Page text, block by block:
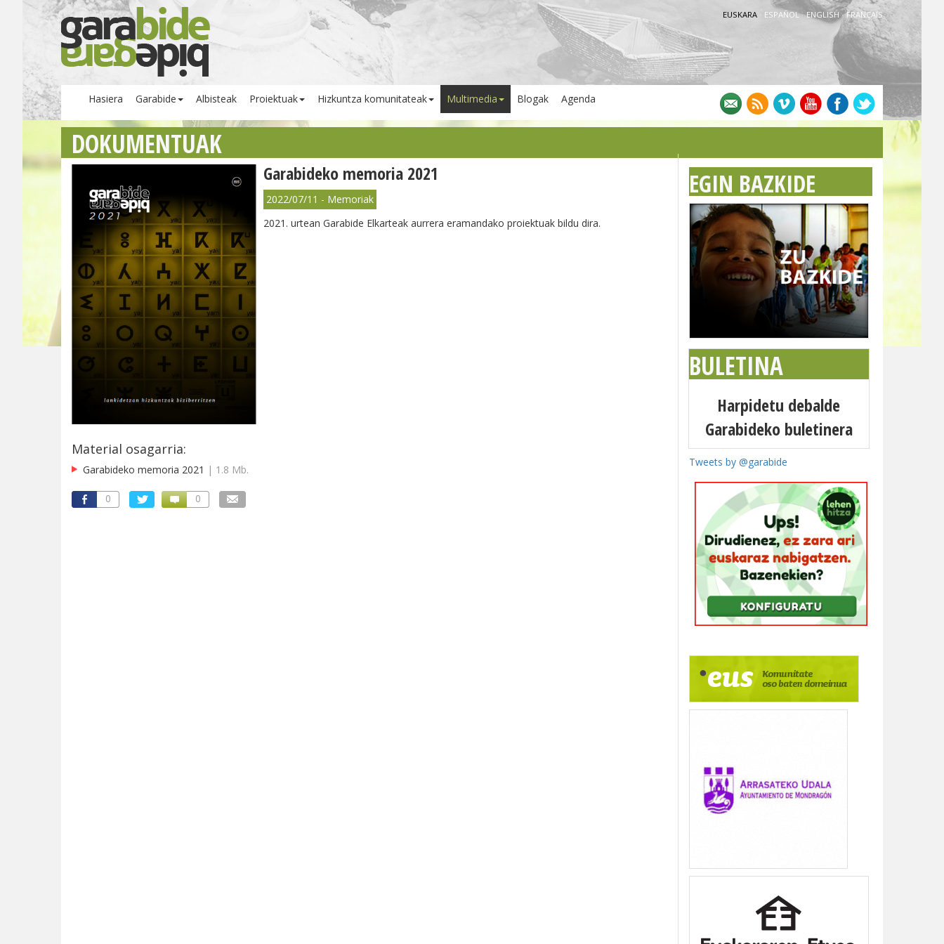
EUSKARA · ESPAÑOL· ENGLISH · FRANÇAIS
Hasiera Garabide Albisteak Proiektuak Hizkuntza komunitateak Multimedia Blogak Agenda
DOKUMENTUAK
Garabideko memoria 2021
2022/07/11 - Memoriak
2021. urtean Garabide Elkarteak aurrera eramandako proiektuak bildu dira.
Material osagarria:
Garabideko memoria 2021 | 1.8 Mb.
0 0
EGIN BAZKIDE
BULETINA
Harpidetu debalde
Garabideko buletinera
Tweets by @garabide